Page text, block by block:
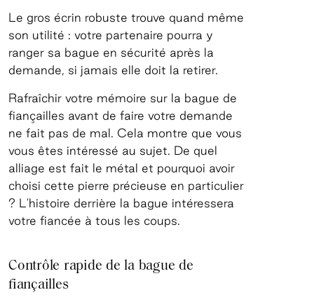
Le gros écrin robuste trouve quand même
son utilité : votre partenaire pourra y
ranger sa bague en sécurité après la
demande, si jamais elle doit la retirer.
Rafraîchir votre mémoire sur la bague de
fiançailles avant de faire votre demande
ne fait pas de mal. Cela montre que vous
vous êtes intéressé au sujet. De quel
alliage est fait le métal et pourquoi avoir
choisi cette pierre précieuse en particulier
? L'histoire derrière la bague intéressera
votre fiancée à tous les coups.
Contrôle rapide de la bague de
fiançailles